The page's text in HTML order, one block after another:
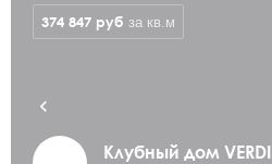
Клубный дом VERDI
374 847 руб за кв.м